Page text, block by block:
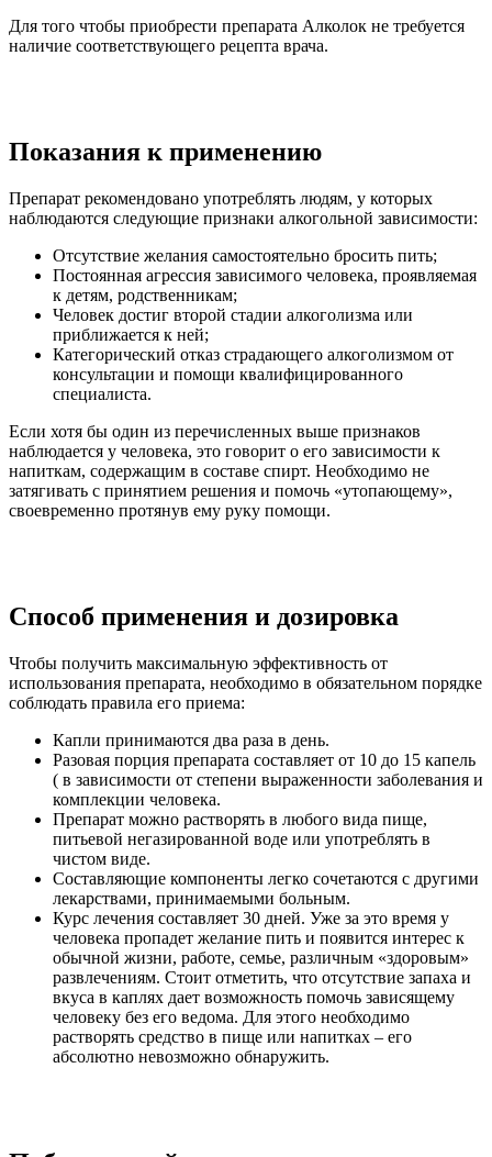
Для того чтобы приобрести препарата Алколок не требуется
наличие соответствующего рецепта врача.
Показания к применению
Препарат рекомендовано употреблять людям, у которых
наблюдаются следующие признаки алкогольной зависимости:
Отсутствие желания самостоятельно бросить пить;
Постоянная агрессия зависимого человека, проявляемая
к детям, родственникам;
Человек достиг второй стадии алкоголизма или
приближается к ней;
Категорический отказ страдающего алкоголизмом от
консультации и помощи квалифицированного
специалиста.
Если хотя бы один из перечисленных выше признаков
наблюдается у человека, это говорит о его зависимости к
напиткам, содержащим в составе спирт. Необходимо не
затягивать с принятием решения и помочь «утопающему»,
своевременно протянув ему руку помощи.
Способ применения и дозировка
Чтобы получить максимальную эффективность от
использования препарата, необходимо в обязательном порядке
соблюдать правила его приема:
Капли принимаются два раза в день.
Разовая порция препарата составляет от 10 до 15 капель
( в зависимости от степени выраженности заболевания и
комплекции человека.
Препарат можно растворять в любого вида пище,
питьевой негазированной воде или употреблять в
чистом виде.
Составляющие компоненты легко сочетаются с другими
лекарствами, принимаемыми больным.
Курс лечения составляет 30 дней. Уже за это время у
человека пропадет желание пить и появится интерес к
обычной жизни, работе, семье, различным «здоровым»
развлечениям. Стоит отметить, что отсутствие запаха и
вкуса в каплях дает возможность помочь зависящему
человеку без его ведома. Для этого необходимо
растворять средство в пище или напитках – его
абсолютно невозможно обнаружить.